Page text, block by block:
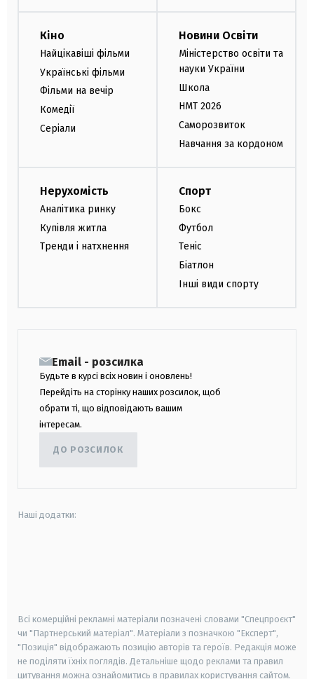
Кіно
Найцікавіші фільми
Українські фільми
Фільми на вечір
Комедії
Серіали
Новини Освіти
Міністерство освіти та
науки України
Школа
НМТ 2026
Саморозвиток
Навчання за кордоном
Нерухомість
Аналітика ринку
Купівля житла
Тренди і натхнення
Спорт
Бокс
Футбол
Теніс
Біатлон
Інші види спорту
Email - розсилка
Будьте в курсі всіх новин і оновлень!
Перейдіть на сторінку наших розсилок, щоб
обрати ті, що відповідають вашим
інтересам.
ДО РОЗСИЛОК
Наші додатки:
Всі комерційні рекламні матеріали позначені словами "Спецпроєкт"
чи "Партнерський матеріал". Матеріали з позначкою "Експерт",
"Позиція" відображають позицію авторів та героїв. Редакція може
не поділяти їхніх поглядів. Детальніше щодо реклами та правил
цитування можна ознайомитись в правилах користування сайтом.